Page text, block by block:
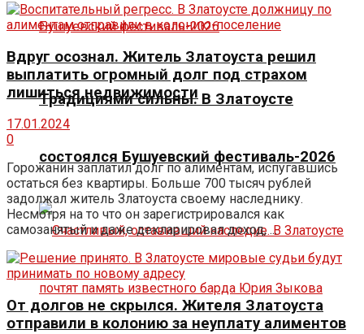
Традициями сильны. В Златоусте
состоялся Бушуевский фестиваль-2026
Вдруг осознал. Житель Златоуста решил
выплатить огромный долг под страхом
лишиться недвижимости
17.01.2024
0
Горожанин заплатил долг по алиментам, испугавшись
остаться без квартиры. Больше 700 тысяч рублей
задолжал житель Златоуста своему наследнику.
Несмотря на то что он зарегистрировался как
самозанятый и даже декларировал доход, ...
От долгов не скрылся. Жителя Златоуста
отправили в колонию за неуплату алиментов